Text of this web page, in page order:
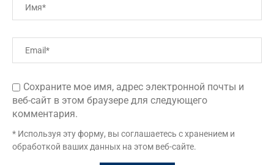
Сохраните мое имя, адрес электронной почты и
веб-сайт в этом браузере для следующего
комментария.
* Используя эту форму, вы соглашаетесь с хранением и
обработкой ваших данных на этом веб-сайте.